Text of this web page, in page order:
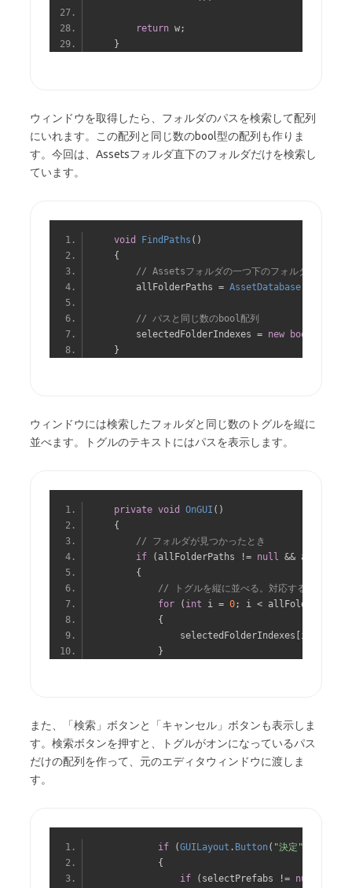
return w;
}
ウィンドウを取得したら、フォルダのパスを検索して配列
にいれます。この配列と同じ数のbool型の配列も作りま
す。今回は、Assetsフォルダ直下のフォルダだけを検索し
ています。
void FindPaths ()
{
// Assetsフォルダの一つ下のフォルダのパスを
        allFolderPaths
= AssetDatabase
// パスと同じ数のbool配列
        selectedFolderIndexes
= new bool
}
ウィンドウには検索したフォルダと同じ数のトグルを縦に
並べます。トグルのテキストにはパスを表示します。
private void OnGUI ()
{
// フォルダが見つかったとき
if
( allFolderPaths != null &&
{
// トグルを縦に並べる。対応するパスを表
for
( int i = 0; i < allFolderPaths
{
                selectedFolderIndexes
i
}
また、「検索」ボタンと「キャンセル」ボタンも表示しま
す。検索ボタンを押すと、トグルがオンになっているパス
だけの配列を作って、元のエディタウィンドウに渡しま
す。
if (GUILayout . Button( "決定"
{
if
( selectPrefabs != null